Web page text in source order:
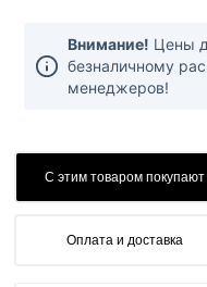
Внимание! Цены
безналичному
менеджеров!
С этим товаром покупают
Оплата и доставка